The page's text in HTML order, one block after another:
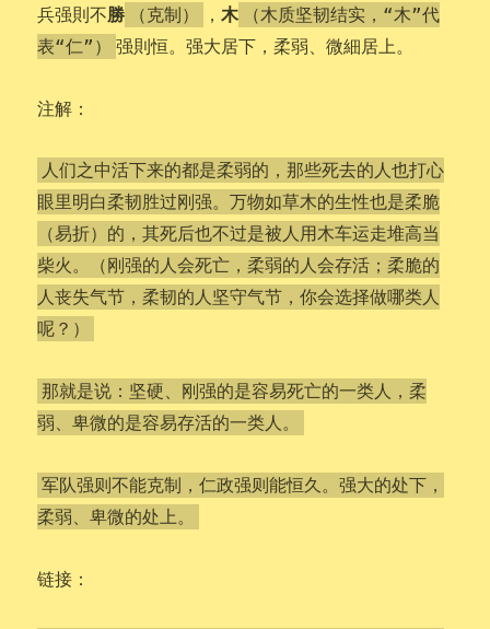
兵强則不勝 （克制） ，木
（木质坚韧结实，“木”代
表“仁”）
强則恒。强大居下，柔弱、微細居上。
注解：
人们之中活下来的都是柔弱的，那些死去的人也打心
眼里明白柔韧胜过刚强。万物如草木的生性也是柔脆
（易折）的，其死后也不过是被人用木车运走堆高当
柴火。（刚强的人会死亡，柔弱的人会存活；柔脆的
人丧失气节，柔韧的人坚守气节，你会选择做哪类人
呢？）
那就是说：坚硬、刚强的是容易死亡的一类人，柔
弱、卑微的是容易存活的一类人。
军队强则不能克制，仁政强则能恒久。强大的处下，
柔弱、卑微的处上。
链接：